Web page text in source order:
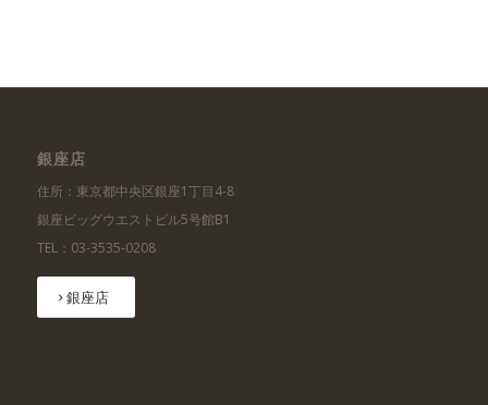
銀座店
住所：東京都中央区銀座1丁目4-8
銀座ビッグウエストビル5号館B1
TEL：03-3535-0208
銀座店